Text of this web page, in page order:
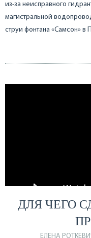
из-за неисправного
магистральной
струи фонтана «Самсон» в
ДЛЯ ЧЕГО
ЕЛЕНА